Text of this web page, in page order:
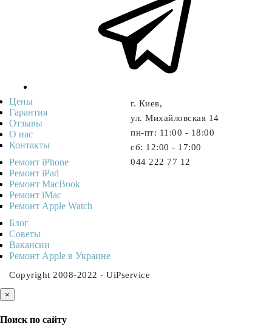
г. Киев,
ул. Михайловская 14
пн-пт: 11:00 - 18:00
cб: 12:00 - 17:00
044 222 77 12
Цены
Гарантия
Отзывы
О нас
Контакты
Ремонт iPhone
Ремонт iPad
Ремонт MacBook
Ремонт iMac
Ремонт Apple Watch
Блог
Советы
Ваканcии
Ремонт Apple в Украине
Copyright 2008-2022 - UiPservice
×
Поиск по сайту